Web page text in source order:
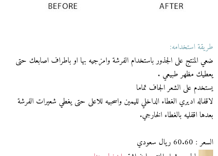
طريقة استخدامه:
ضعي المنتج على الجذور باستخدام الفرشة وامزجيه بها او باطراف اصابعك حتى
يعطيك مظهر طبيعي .
يستخدم على الشعر الجاف تماما
لاقفاله اديري الغطاء الداخلي لليمين واسحبيه للاعلى حتى يغطي شعيرات الفرشة
بعدها اقفليه بالغطاء الخارجي.
السعر : 60.60 ريال سعودي